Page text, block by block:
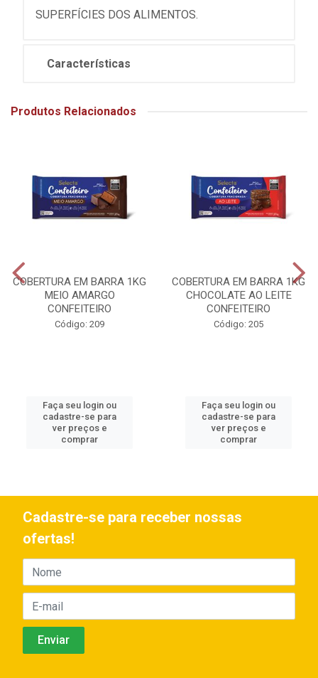
SUPERFÍCIES DOS ALIMENTOS.
Características
Produtos Relacionados
COBERTURA EM BARRA 1KG
MEIO AMARGO
CONFEITEIRO
Código: 209
Faça seu login ou
cadastre-se para
ver preços e
comprar
COBERTURA EM BARRA 1KG
CHOCOLATE AO LEITE
CONFEITEIRO
Código: 205
Faça seu login ou
cadastre-se para
ver preços e
comprar
Cadastre-se para receber nossas
ofertas!